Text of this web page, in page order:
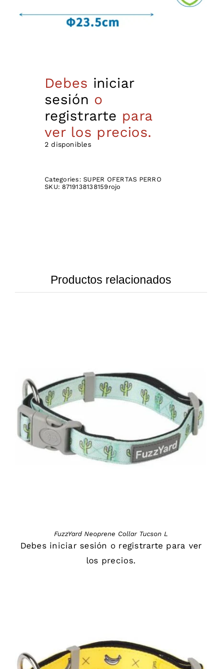
Debes iniciar
sesión o
registrarte para
ver los precios.
2 disponibles
Categories:SUPER OFERTAS PERRO
SKU: 8719138138159rojo
Productos relacionados
FuzzYard Neoprene Collar Tucson L
Debes iniciar sesión o registrarte para ver
los precios.